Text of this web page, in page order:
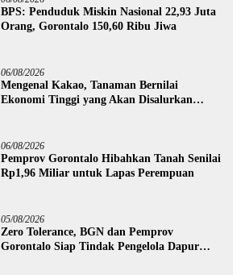
BPS: Penduduk Miskin Nasional 22,93 Juta
Orang, Gorontalo 150,60 Ribu Jiwa
06/08/2026
Mengenal Kakao, Tanaman Bernilai
Ekonomi Tinggi yang Akan Disalurkan
06/08/2026
Pemprov Gorontalo Hibahkan Tanah Senilai
Rp1,96 Miliar untuk Lapas Perempuan
05/08/2026
Zero Tolerance, BGN dan Pemprov
Gorontalo Siap Tindak Pengelola Dapur